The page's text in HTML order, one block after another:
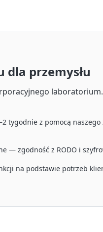
przemysłu
laboratorium.
tygodnie z pomocą naszego
— zgodność z RODO i
na podstawie potrzeb